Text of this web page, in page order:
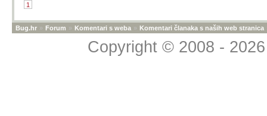
1
Bug.hr » Forum » Komentari s weba » Komentari članaka s naših web stranica
Copyright © 2008 -